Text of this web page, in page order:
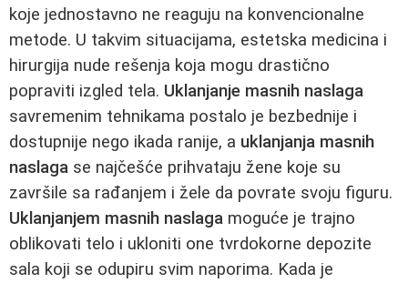
koje jednostavno ne reaguju na konvencionalne
metode. U takvim situacijama, estetska medicina i
hirurgija nude rešenja koja mogu drastično
popraviti izgled tela. Uklanjanje masnih naslaga
savremenim tehnikama postalo je bezbednije i
dostupnije nego ikada ranije, a uklanjanja masnih
naslaga se najčešće prihvataju žene koje su
završile sa rađanjem i žele da povrate svoju figuru.
Uklanjanjem masnih naslaga moguće je trajno
oblikovati telo i ukloniti one tvrdokorne depozite
sala koji se odupiru svim naporima. Kada je